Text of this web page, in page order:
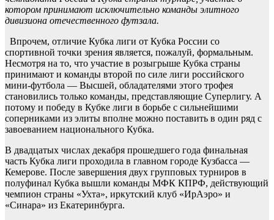
котором принимают исключительно команды элитного
дивизиона отечественного футзала.
Впрочем, отличие Кубка лиги от Кубка России со
спортивной точки зрения является, пожалуй, формальным.
Несмотря на то, что участие в розыгрыше Кубка страны
принимают и команды второй по силе лиги российского
мини-футбола — Высшей, обладателями этого трофея
становились только команды, представляющие Суперлигу. А
потому и победу в Кубке лиги в борьбе с сильнейшими
соперниками из элиты вполне можно поставить в один ряд с
завоеванием национального Кубка.
В двадцатых числах декабря прошедшего года финальная
часть Кубка лиги проходила в главном городе Кузбасса —
Кемерове. После завершения двух групповых турниров в
полуфинал Кубка вышли команды МФК КПРФ, действующий
чемпион страны «Ухта», иркутский клуб «ИрАэро» и
«Синара» из Екатеринбурга.